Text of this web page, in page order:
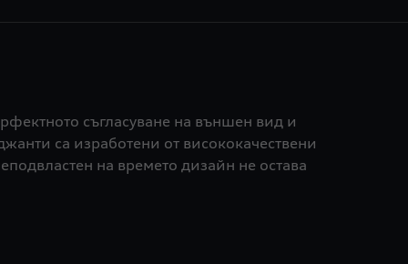
съгласуване на външен вид и
са изработени от висококачествени
на времето дизайн не остава